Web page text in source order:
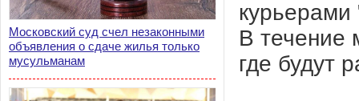
Московский суд счел незаконными
объявления о сдаче жилья только
мусульманам
курьерами
В течение
где будут